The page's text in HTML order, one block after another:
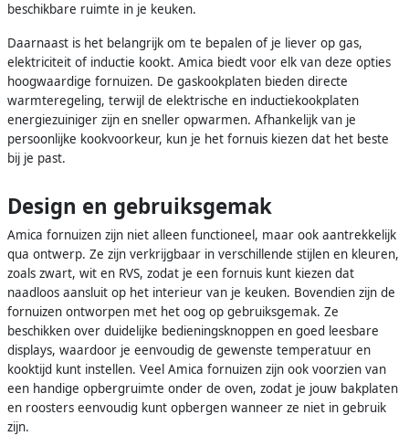
beschikbare ruimte in je keuken.
Daarnaast is het belangrijk om te bepalen of je liever op gas,
elektriciteit of inductie kookt. Amica biedt voor elk van deze opties
hoogwaardige fornuizen. De gaskookplaten bieden directe
warmteregeling, terwijl de elektrische en inductiekookplaten
energiezuiniger zijn en sneller opwarmen. Afhankelijk van je
persoonlijke kookvoorkeur, kun je het fornuis kiezen dat het beste
bij je past.
Design en gebruiksgemak
Amica fornuizen zijn niet alleen functioneel, maar ook aantrekkelijk
qua ontwerp. Ze zijn verkrijgbaar in verschillende stijlen en kleuren,
zoals zwart, wit en RVS, zodat je een fornuis kunt kiezen dat
naadloos aansluit op het interieur van je keuken. Bovendien zijn de
fornuizen ontworpen met het oog op gebruiksgemak. Ze
beschikken over duidelijke bedieningsknoppen en goed leesbare
displays, waardoor je eenvoudig de gewenste temperatuur en
kooktijd kunt instellen. Veel Amica fornuizen zijn ook voorzien van
een handige opbergruimte onder de oven, zodat je jouw bakplaten
en roosters eenvoudig kunt opbergen wanneer ze niet in gebruik
zijn.